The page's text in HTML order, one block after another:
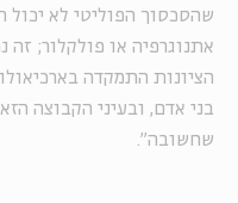
שהסכסוך הפוליטי לא יכול
אתנוגרפיה או פולקלור; זה
הציונות התמקדה
בני אדם, ובעיני הקבוצה
שחשובה״.